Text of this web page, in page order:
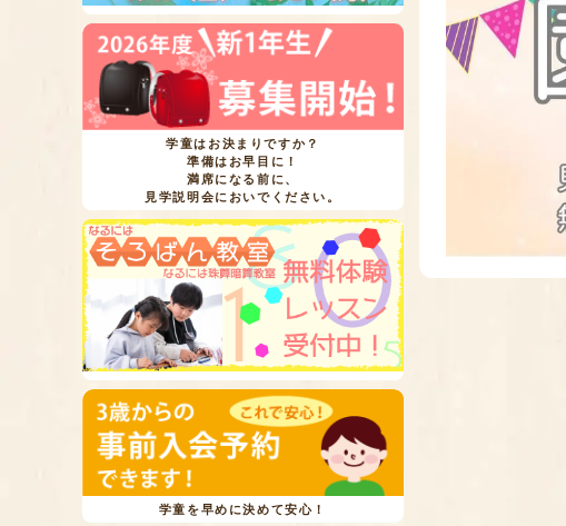
学童はお決まりですか？
準備はお早目に！
満席になる前に、
見学説明会においでください。
学童を早めに決めて安心！